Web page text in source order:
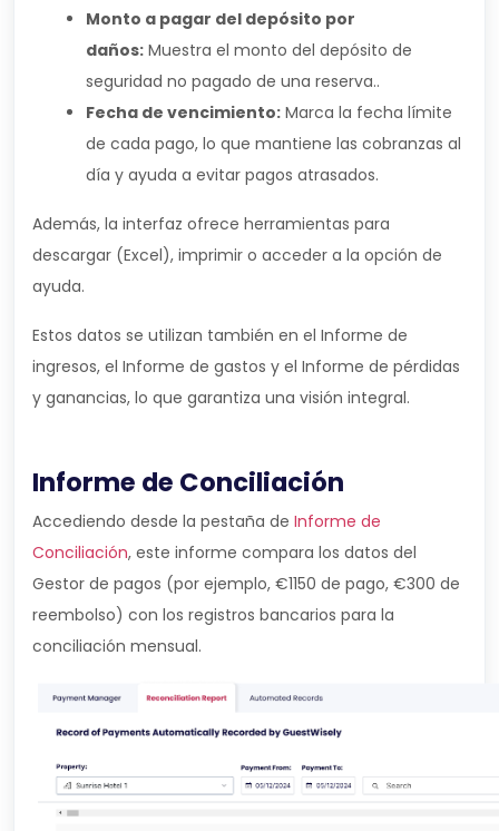
Monto a pagar del depósito por
daños: Muestra el monto del depósito de
seguridad no pagado de una reserva..
Fecha de vencimiento: Marca la fecha límite
de cada pago, lo que mantiene las cobranzas al
día y ayuda a evitar pagos atrasados.
Además, la interfaz ofrece herramientas para
descargar (Excel), imprimir o acceder a la opción de
ayuda.
Estos datos se utilizan también en el Informe de
ingresos, el Informe de gastos y el Informe de pérdidas
y ganancias, lo que garantiza una visión integral.
Informe de Conciliación
Accediendo desde la pestaña de Informe de
Conciliación, este informe compara los datos del
Gestor de pagos (por ejemplo, €1150 de pago, €300 de
reembolso) con los registros bancarios para la
conciliación mensual.